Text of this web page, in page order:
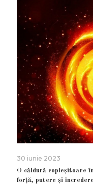
30 iunie 2023
O căldură copleșitoare
forță, putere și încredere